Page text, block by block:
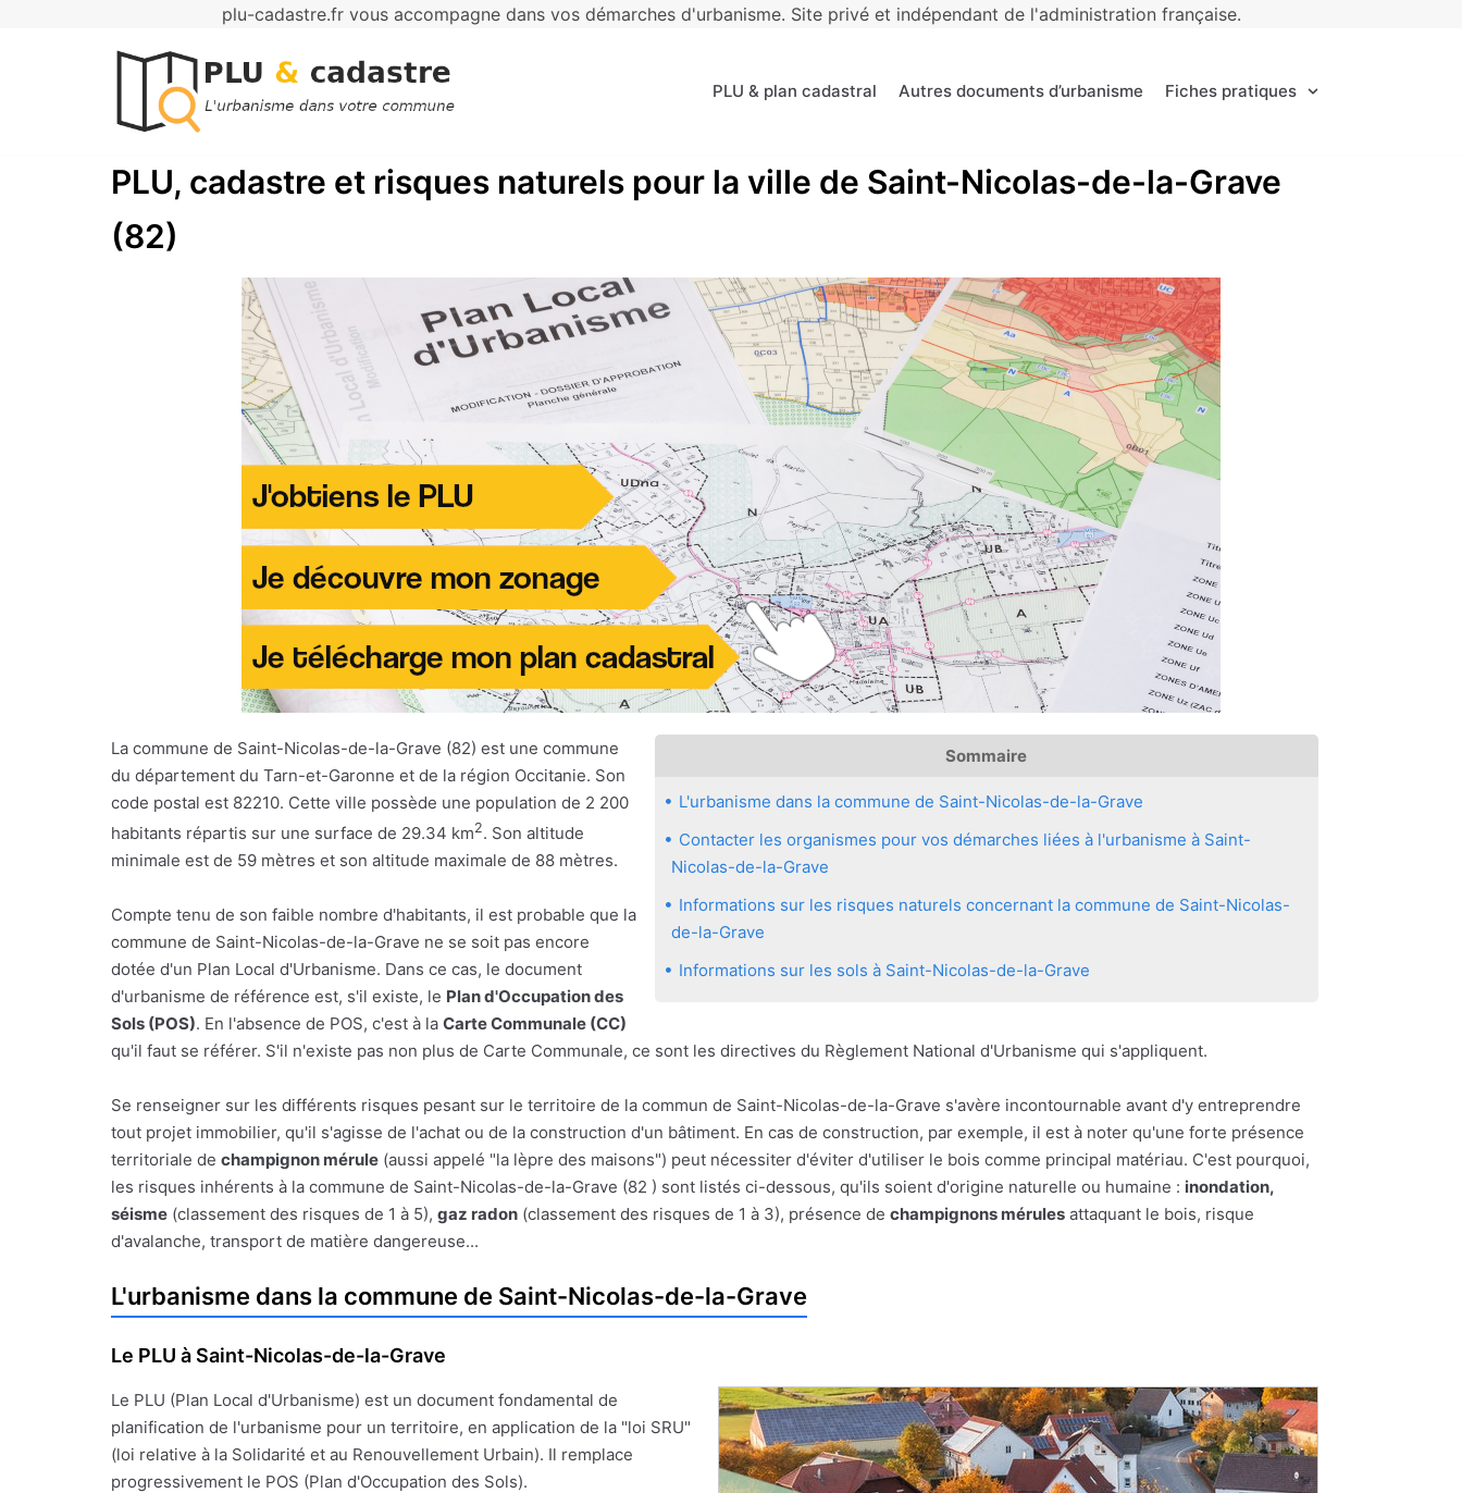
plu-cadastre.fr vous accompagne dans vos démarches d'urbanisme. Site privé et indépendant de l'administration française.
PLU & plan cadastral Autres documents d’urbanisme Fiches pratiques
PLU, cadastre et risques naturels pour la ville de Saint-Nicolas-de-la-Grave
(82)
Sommaire
L'urbanisme dans la commune de Saint-Nicolas-de-la-Grave
Contacter les organismes pour vos démarches liées à l'urbanisme à Saint-
Nicolas-de-la-Grave
Informations sur les risques naturels concernant la commune de Saint-Nicolas-
de-la-Grave
Informations sur les sols à Saint-Nicolas-de-la-Grave
La commune de Saint-Nicolas-de-la-Grave (82) est une commune
du département du Tarn-et-Garonne et de la région Occitanie. Son
code postal est 82210. Cette ville possède une population de 2 200
habitants répartis sur une surface de 29.34 km2. Son altitude
minimale est de 59 mètres et son altitude maximale de 88 mètres.
Compte tenu de son faible nombre d'habitants, il est probable que la
commune de Saint-Nicolas-de-la-Grave ne se soit pas encore
dotée d'un Plan Local d'Urbanisme. Dans ce cas, le document
d'urbanisme de référence est, s'il existe, le Plan d'Occupation des
Sols (POS). En l'absence de POS, c'est à la Carte Communale (CC)
qu'il faut se référer. S'il n'existe pas non plus de Carte Communale, ce sont les directives du Règlement National d'Urbanisme qui s'appliquent.
Se renseigner sur les différents risques pesant sur le territoire de la commun de Saint-Nicolas-de-la-Grave s'avère incontournable avant d'y entreprendre
tout projet immobilier, qu'il s'agisse de l'achat ou de la construction d'un bâtiment. En cas de construction, par exemple, il est à noter qu'une forte présence
territoriale de champignon mérule (aussi appelé "la lèpre des maisons") peut nécessiter d'éviter d'utiliser le bois comme principal matériau. C'est pourquoi,
les risques inhérents à la commune de Saint-Nicolas-de-la-Grave (82 ) sont listés ci-dessous, qu'ils soient d'origine naturelle ou humaine : inondation,
séisme (classement des risques de 1 à 5), gaz radon (classement des risques de 1 à 3), présence de champignons mérules attaquant le bois, risque
d'avalanche, transport de matière dangereuse...
L'urbanisme dans la commune de Saint-Nicolas-de-la-Grave
Le PLU à Saint-Nicolas-de-la-Grave
Le PLU (Plan Local d'Urbanisme) est un document fondamental de
planification de l'urbanisme pour un territoire, en application de la "loi SRU"
(loi relative à la Solidarité et au Renouvellement Urbain). Il remplace
progressivement le POS (Plan d'Occupation des Sols).